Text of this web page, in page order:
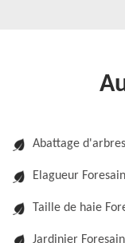
Abattage
Elagueur
Taille de haie
Jardinier